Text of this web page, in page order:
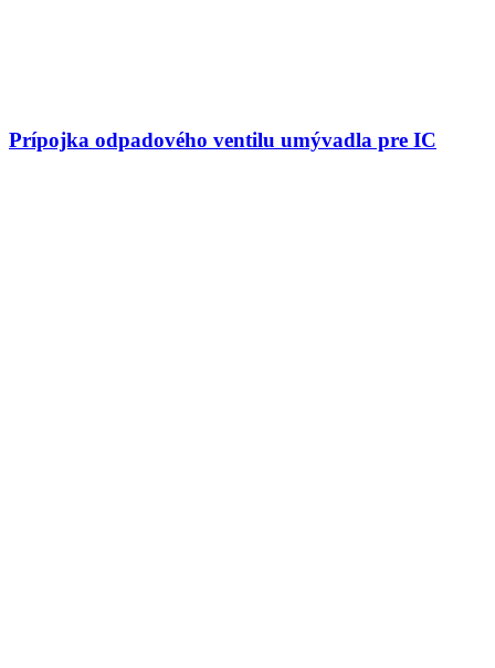
Prípojka odpadového ventilu umývadla pre IC